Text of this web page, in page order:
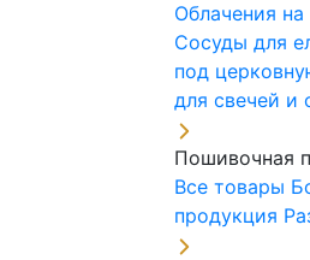
Облачения на
Сосуды для
под
для свечей и
Пошивочная
Все товары
продукция